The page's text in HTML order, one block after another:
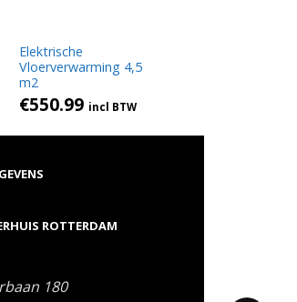
Elektrische
Vloerverwarming 4,5
m2
€550.99 incl BTW
ROTTERDAM
180